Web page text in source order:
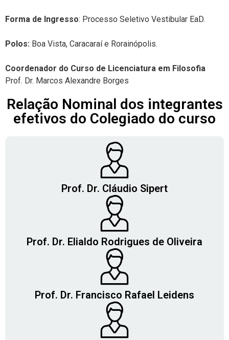
Forma de Ingresso: Processo Seletivo Vestibular EaD.
Polos: Boa Vista, Caracaraí e Rorainópolis.
Coordenador do Curso de Licenciatura em Filosofia
Prof. Dr. Marcos Alexandre Borges
Relação Nominal dos integrantes
efetivos do Colegiado do curso
Prof. Dr. Cláudio Sipert
Prof. Dr. Elialdo Rodrigues de Oliveira
Prof. Dr. Francisco Rafael Leidens